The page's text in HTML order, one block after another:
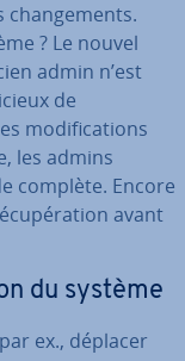
chan­ge­ments.
? Le nouvel
admin n’est
de
mo­di­fi­ca­tions
les admins
complète. Encore
avant
du système
ex., déplacer